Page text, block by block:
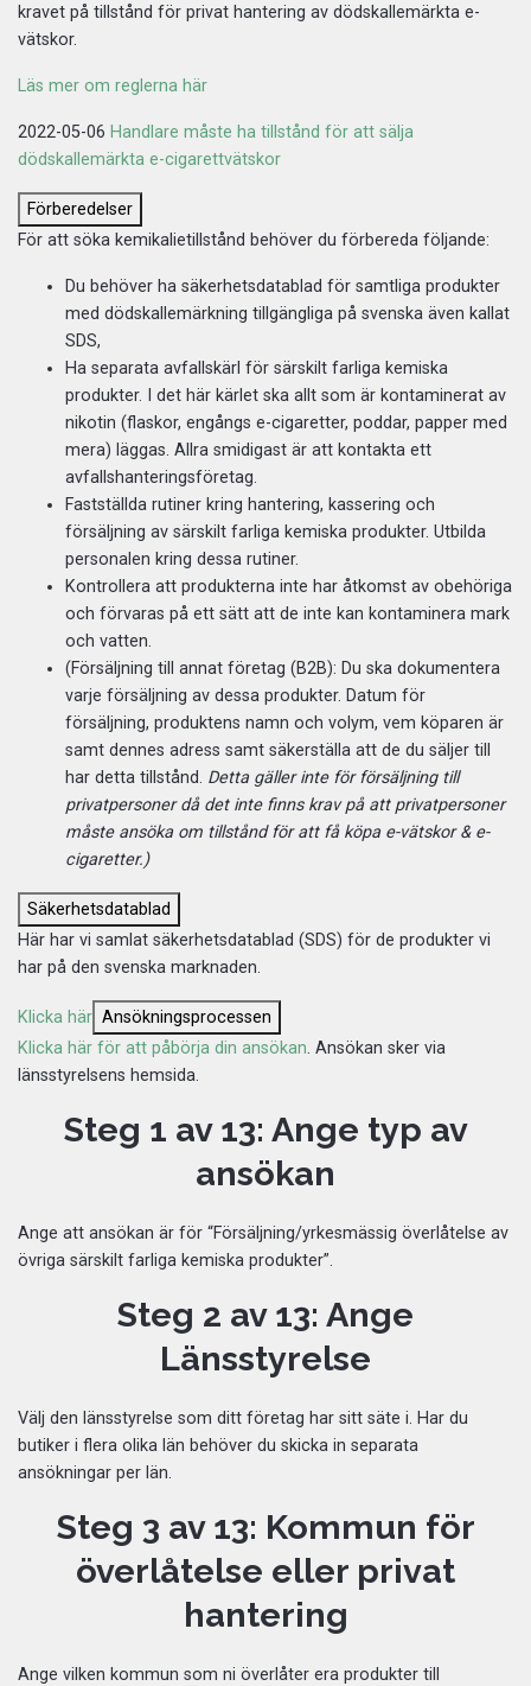
kravet på tillstånd för privat hantering av dödskallemärkta e-
vätskor.
Läs mer om reglerna här
2022-05-06 Handlare måste ha tillstånd för att sälja
dödskallemärkta e-cigarettvätskor
Förberedelser
För att söka kemikalietillstånd behöver du förbereda följande:
Du behöver ha säkerhetsdatablad för samtliga produkter
med dödskallemärkning tillgängliga på svenska även kallat
SDS,
Ha separata avfallskärl för särskilt farliga kemiska
produkter. I det här kärlet ska allt som är kontaminerat av
nikotin (flaskor, engångs e-cigaretter, poddar, papper med
mera) läggas. Allra smidigast är att kontakta ett
avfallshanteringsföretag.
Fastställda rutiner kring hantering, kassering och
försäljning av särskilt farliga kemiska produkter. Utbilda
personalen kring dessa rutiner.
Kontrollera att produkterna inte har åtkomst av obehöriga
och förvaras på ett sätt att de inte kan kontaminera mark
och vatten.
(Försäljning till annat företag (B2B): Du ska dokumentera
varje försäljning av dessa produkter. Datum för
försäljning, produktens namn och volym, vem köparen är
samt dennes adress samt säkerställa att de du säljer till
har detta tillstånd. Detta gäller inte för försäljning till
privatpersoner då det inte finns krav på att privatpersoner
måste ansöka om tillstånd för att få köpa e-vätskor & e-
cigaretter.)
Säkerhetsdatablad
Här har vi samlat säkerhetsdatablad (SDS) för de produkter vi
har på den svenska marknaden.
Klicka här Ansökningsprocessen
Klicka här för att påbörja din ansökan. Ansökan sker via
länsstyrelsens hemsida.
Steg 1 av 13: Ange typ av
ansökan
Ange att ansökan är för “Försäljning/yrkesmässig överlåtelse av
övriga särskilt farliga kemiska produkter”.
Steg 2 av 13: Ange
Länsstyrelse
Välj den länsstyrelse som ditt företag har sitt säte i. Har du
butiker i flera olika län behöver du skicka in separata
ansökningar per län.
Steg 3 av 13: Kommun för
överlåtelse eller privat
hantering
Ange vilken kommun som ni överlåter era produkter till